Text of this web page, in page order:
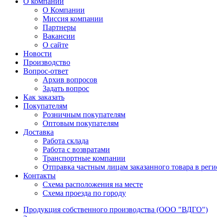
О Компании
Миссия компании
Партнеры
Вакансии
О сайте
Новости
Производство
Вопрос-ответ
Архив вопросов
Задать вопрос
Как заказать
Покупателям
Розничным покупателям
Оптовым покупателям
Доставка
Работа склада
Работа с возвратами
Транспортные компании
Отправка частным лицам заказанного товара в
Контакты
Схема расположения на месте
Схема проезда по городу
Продукция собственного производства (ООО "ВДГО")